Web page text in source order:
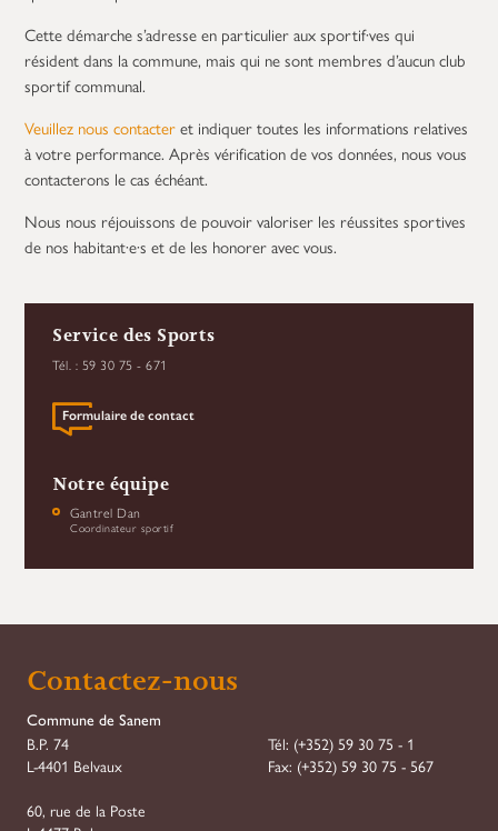
Cette démarche s’adresse en particulier aux sportif·ves qui
résident dans la commune, mais qui ne sont membres d’aucun club
sportif communal.
Veuillez nous contacteret indiquer toutes les informations relatives
à votre performance. Après vérification de vos données, nous vous
contacterons le cas échéant.
Nous nous réjouissons de pouvoir valoriser les réussites sportives
de nos habitant·e·s et de les honorer avec vous.
Service des Sports
Tél. : 59 30 75 - 671
Formulaire de contact
Notre équipe
Gantrel Dan
Coordinateur sportif
Contactez-nous
Commune de Sanem
B.P. 74
L-4401 Belvaux
60, rue de la Poste
Tél: (+352) 59 30 75 - 1
Fax: (+352) 59 30 75 - 567